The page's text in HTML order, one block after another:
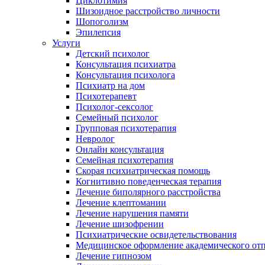
Шизоидное расстройство личности
Шопоголизм
Эпилепсия
Услуги
Детский психолог
Консультация психиатра
Консультация психолога
Психиатр на дом
Психотерапевт
Психолог-сексолог
Семейный психолог
Групповая психотерапия
Невролог
Онлайн консультация
Семейная психотерапия
Скорая психиатрическая помощь
Когнитивно поведенческая терапия
Лечение биполярного расстройства
Лечение клептомании
Лечение нарушения памяти
Лечение шизофрении
Психиатрические освидетельствования
Медицинское оформление академического
Лечение гипнозом